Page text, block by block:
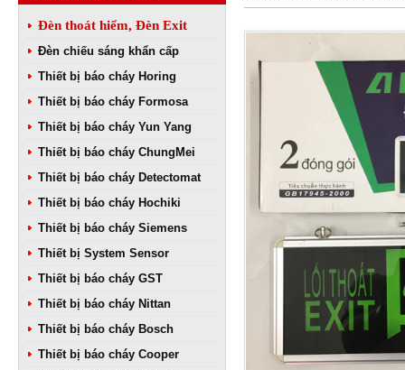
Đèn thoát hiểm, Đèn Exit
Đèn chiếu sáng khẩn cấp
Thiết bị báo cháy Horing
Thiết bị báo cháy Formosa
Thiết bị báo cháy Yun Yang
Thiết bị báo cháy ChungMei
Thiết bị báo cháy Detectomat
Thiết bị báo cháy Hochiki
Thiết bị báo cháy Siemens
Thiết bị System Sensor
Thiết bị báo cháy GST
Thiết bị báo cháy Nittan
Thiết bị báo cháy Bosch
Thiết bị báo cháy Cooper